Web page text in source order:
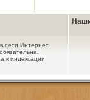
сети Интернет,
к индексации